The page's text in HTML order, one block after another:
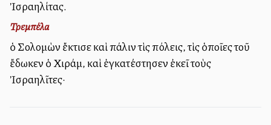
Ἰσραηλίτας.
Τρεμπέλα
ὁ Σολομὼν ἔκτισε καὶ πάλιν τὶς πόλεις, τὶς ὁποῖες τοῦ
ἔδωκεν ὁ Χιράμ, καὶ ἐγκατέστησεν ἐκεῖ τοὺς
Ἰσραηλῖτες·